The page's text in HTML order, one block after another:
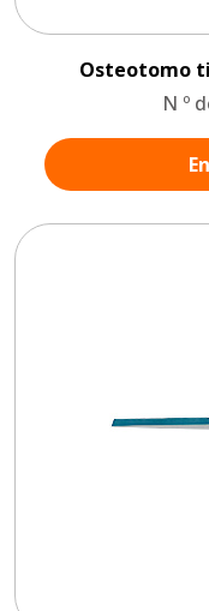
Osteotomo
N º